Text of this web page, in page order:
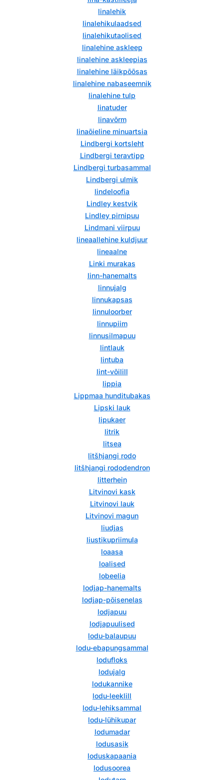
linalehik
linalehikulaadsed
linalehikutaolised
linalehine askleep
linalehine askleepias
linalehine läikpõõsas
linalehine nabaseemnik
linalehine tulp
linatuder
linavõrm
linaõieline minuartsia
Lindbergi kortsleht
Lindbergi teravtipp
Lindbergi turbasammal
Lindbergi ulmik
lindeloofia
Lindley kestvik
Lindley pirnipuu
Lindmani viirpuu
lineaallehine kuldjuur
lineaalne
Linki murakas
linn-hanemalts
linnujalg
linnukapsas
linnuloorber
linnupiim
linnusilmapuu
lintlauk
lintuba
lint-võilill
lippia
Lippmaa hunditubakas
Lipski lauk
lipukaer
litrik
litsea
litšhjangi rodo
litšhjangi rododendron
litterhein
Litvinovi kask
Litvinovi lauk
Litvinovi magun
liudjas
liustikupriimula
loaasa
loalised
lobeelia
lodjap-hanemalts
lodjap-põisenelas
lodjapuu
lodjapuulised
lodu-balaupuu
lodu-ebapungsammal
lodufloks
lodujalg
lodukannike
lodu-leeklill
lodu-lehiksammal
lodu-lühikupar
lodumadar
lodusasik
loduskapaania
lodusoorea